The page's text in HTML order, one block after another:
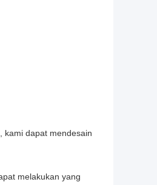
kami dapat mendesain
melakukan yang